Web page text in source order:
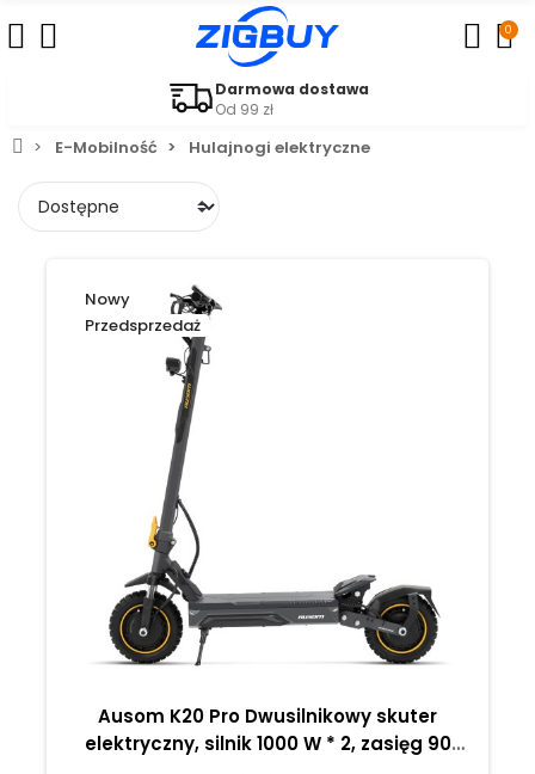
0
E-Mobilność Hulajnogi elektryczne
Nowy
Przedsprzedaż
Ausom K20 Pro Dwusilnikowy skuter
elektryczny, silnik 1000 W * 2, zasięg 90